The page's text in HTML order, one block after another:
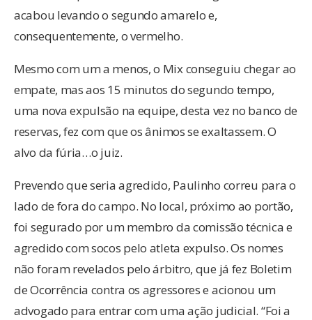
acabou levando o segundo amarelo e,
consequentemente, o vermelho.
Mesmo com um a menos, o Mix conseguiu chegar ao
empate, mas aos 15 minutos do segundo tempo,
uma nova expulsão na equipe, desta vez no banco de
reservas, fez com que os ânimos se exaltassem. O
alvo da fúria…o juiz.
Prevendo que seria agredido, Paulinho correu para o
lado de fora do campo. No local, próximo ao portão,
foi segurado por um membro da comissão técnica e
agredido com socos pelo atleta expulso. Os nomes
não foram revelados pelo árbitro, que já fez Boletim
de Ocorrência contra os agressores e acionou um
advogado para entrar com uma ação judicial. “Foi a